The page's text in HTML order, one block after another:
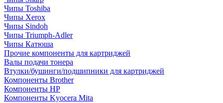
Чипы Toshiba
Чипы Xerox
Чипы Sindoh
Чипы Triumph-Adler
Чипы Катюша
Прочие компоненты для картриджей
Валы подачи тонера
Втулки/бушинги/подшипники для картриджей
Компоненты Brother
Компоненты HP
Компоненты Kyocera Mita